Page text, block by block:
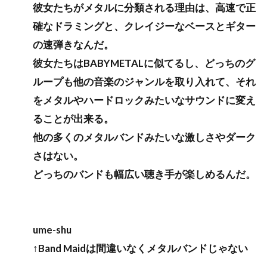
彼女たちがメタルに分類される理由は、高速で正
確なドラミングと、クレイジーなベースとギター
の速弾きなんだ。
彼女たちはBABYMETALに似てるし、どっちのグ
ループも他の音楽のジャンルを取り入れて、それ
をメタルやハードロックみたいなサウンドに変え
ることが出来る。
他の多くのメタルバンドみたいな激しさやダーク
さはない。
どっちのバンドも幅広い聴き手が楽しめるんだ。
ume-shu
↑Band Maidは間違いなくメタルバンドじゃない